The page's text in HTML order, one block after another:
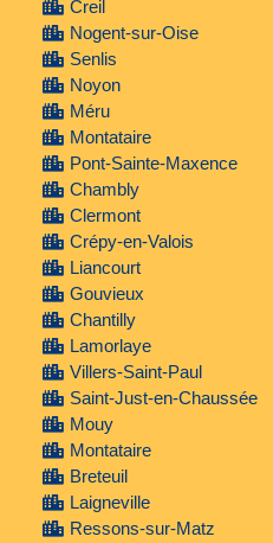
Creil
Nogent-sur-Oise
Senlis
Noyon
Méru
Montataire
Pont-Sainte-Maxence
Chambly
Clermont
Crépy-en-Valois
Liancourt
Gouvieux
Chantilly
Lamorlaye
Villers-Saint-Paul
Saint-Just-en-Chaussée
Mouy
Montataire
Breteuil
Laigneville
Ressons-sur-Matz